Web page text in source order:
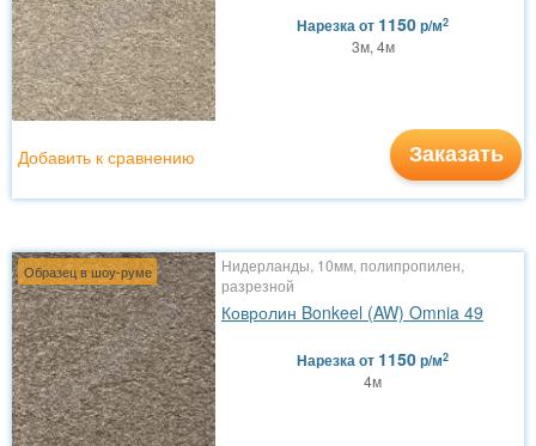
Нарезкаот 1150р/м2
3м, 4м
Заказать
Добавить к сравнению
Образец в шоу-руме
Нидерланды, 10мм, полипропилен,
разрезной
Ковролин Bonkeel (AW) Omnia 49
Нарезкаот 1150р/м2
4м